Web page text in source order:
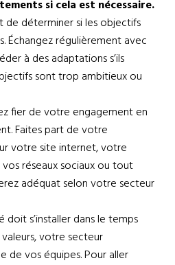
si cela est nécessaire.
de déterminer si les objectifs
Échangez régulièrement avec
à des adaptations s’ils
sont trop ambitieux ou
fier de votre engagement en
Faites part de votre
votre site internet, votre
réseaux sociaux ou tout
adéquat selon votre secteur
s’installer dans le temps
votre secteur
de vos équipes. Pour aller